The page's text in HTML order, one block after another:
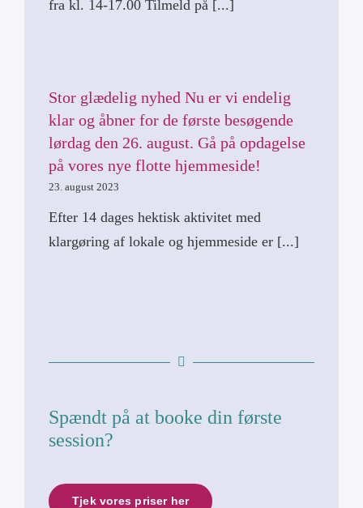
fra kl. 14-17.00 Tilmeld på [...]
Stor glædelig nyhed Nu er vi endelig
klar og åbner for de første besøgende
lørdag den 26. august. Gå på opdagelse
på vores nye flotte hjemmeside!
23. august 2023
Efter 14 dages hektisk aktivitet med
klargøring af lokale og hjemmeside er [...]
Spændt på at booke din første
session?
Tjek vores priser her